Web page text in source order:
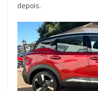
depois.